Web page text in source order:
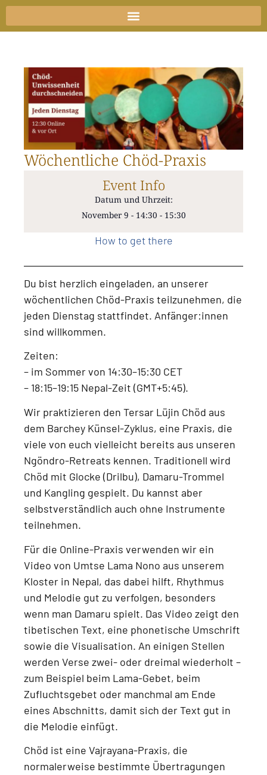
Zum
Inhalt
Wöchentliche Chöd-Praxis
Event Info
Datum und Uhrzeit:
November 9 - 14:30 - 15:30
How to get there
Du bist herzlich eingeladen, an unserer
wöchentlichen Chöd-Praxis teilzunehmen, die
jeden Dienstag stattfindet. Anfänger:innen
sind willkommen.
Zeiten:
– im Sommer von 14:30–15:30 CET
– 18:15–19:15 Nepal-Zeit (GMT+5:45).
Wir praktizieren den Tersar Lüjin Chöd aus
dem Barchey Künsel-Zyklus, eine Praxis, die
viele von euch vielleicht bereits aus unseren
Ngöndro-Retreats kennen. Traditionell wird
Chöd mit Glocke (Drilbu), Damaru-Trommel
und Kangling gespielt. Du kannst aber
selbstverständlich auch ohne Instrumente
teilnehmen.
Für die Online-Praxis verwenden wir ein
Video von Umtse Lama Nono aus unserem
Kloster in Nepal, das dabei hilft, Rhythmus
und Melodie gut zu verfolgen, besonders
wenn man Damaru spielt. Das Video zeigt den
tibetischen Text, eine phonetische Umschrift
sowie die Visualisation. An einigen Stellen
werden Verse zwei- oder dreimal wiederholt –
zum Beispiel beim Lama-Gebet, beim
Zufluchtsgebet oder manchmal am Ende
eines Abschnitts, damit sich der Text gut in
die Melodie einfügt.
Chöd ist eine Vajrayana-Praxis, die
normalerweise bestimmte Übertragungen